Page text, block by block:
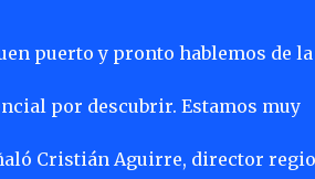
puerto y pronto hablemos de la
por descubrir. Estamos muy
Cristián Aguirre, director